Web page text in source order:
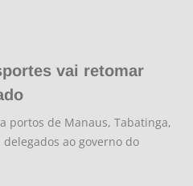
vai retomar
portos de Manaus, Tabatinga,
ao governo do